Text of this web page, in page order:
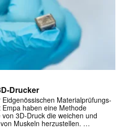
Drucker
Materialprüfungs-
haben eine Methode
3D-Druck die weichen und
Muskeln herzustellen. …